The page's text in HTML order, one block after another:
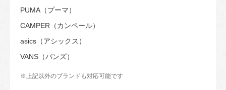
PUMA（プーマ）
CAMPER（カンペール）
asics（アシックス）
VANS（バンズ）
※上記以外のブランドも対応可能です